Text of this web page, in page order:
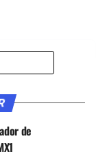
Mercado no
de